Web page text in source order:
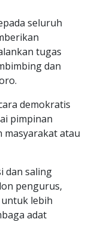
seluruh
tugas
dan
demokratis
pimpinan
masyarakat atau
dan saling
pengurus,
lebih
adat